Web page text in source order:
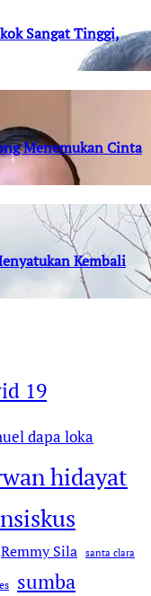
Sangat Tinggi,
Menemukan Cinta
Kembali
19
dapa loka
hidayat
Remmy Sila santa clara
sumba